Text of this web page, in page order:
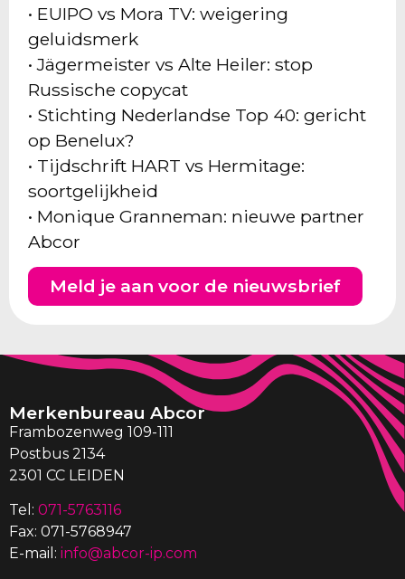
• EUIPO vs Mora TV: weigering
geluidsmerk
• Jägermeister vs Alte Heiler: stop
Russische copycat
• Stichting Nederlandse Top 40: gericht
op Benelux?
• Tijdschrift HART vs Hermitage:
soortgelijkheid
• Monique Granneman: nieuwe partner
Abcor
Meld je aan voor de nieuwsbrief
Merkenbureau Abcor
Frambozenweg 109-111
Postbus 2134
2301 CC LEIDEN
Tel: 071-5763116
Fax: 071-5768947
E-mail: info@abcor-ip.com